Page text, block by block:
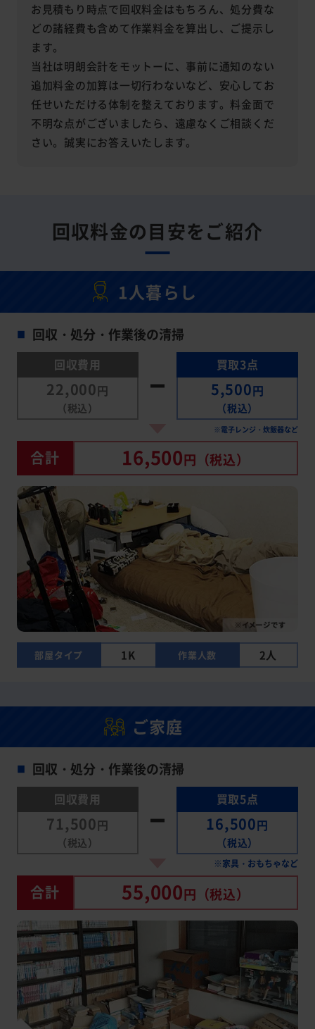
お見積もり時点で回収料金はもちろん、処分費な
どの諸経費も含めて作業料金を算出し、ご提示し
ます。
当社は明朗会計をモットーに、事前に通知のない
追加料金の加算は一切行わないなど、安心してお
任せいただける体制を整えております。料金面で
不明な点がございましたら、遠慮なくご相談くだ
さい。誠実にお答えいたします。
回収料金の目安をご紹介
1人暮らし
部屋タイプ 1K 作業人数 2人
■ 回収・処分・作業後の清掃
回収費用
22,000円
（税込）
買取3点
5,500円
（税込）
※電子レンジ・炊飯器など
合計 16,500円 （税込）
ご家庭
■ 回収・処分・作業後の清掃
回収費用
71,500円
（税込）
買取5点
16,500円
（税込）
※家具・おもちゃなど
合計 55,000円 （税込）